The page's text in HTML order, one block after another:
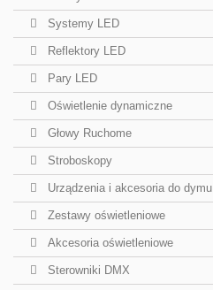
Systemy LED
Reflektory LED
Pary LED
Oświetlenie dynamiczne
Głowy Ruchome
Stroboskopy
Urządzenia i akcesoria do dymu
Zestawy oświetleniowe
Akcesoria oświetleniowe
Sterowniki DMX